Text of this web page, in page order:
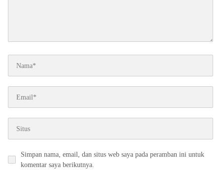
Simpan nama, email, dan situs web saya pada peramban ini untuk
komentar saya berikutnya.